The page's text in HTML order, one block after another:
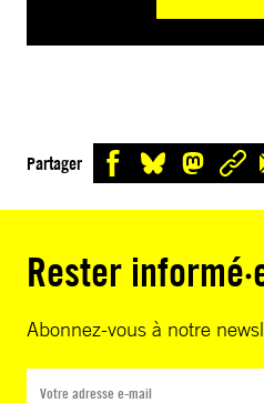
Partager
Rester
Abonnez-vous à notre